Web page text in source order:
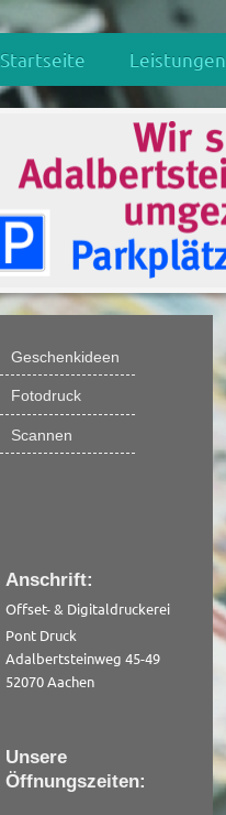
Startseite Leistungen
Geschenkideen
Fotodruck
Scannen
Anschrift:
Offset- & Digitaldruckerei
Pont Druck
Adalbertsteinweg 45-49
52070 Aachen
Unsere
Öffnungszeiten: